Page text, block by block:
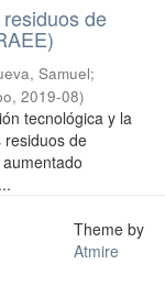
de
Samuel;
, 2019-08)
tecnológica y la
residuos de
Theme by
Atmire